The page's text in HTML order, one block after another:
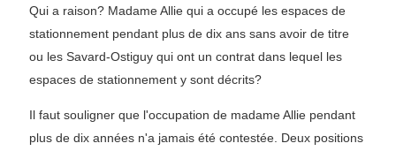
Qui a raison? Madame Allie qui a occupé les espaces de
stationnement pendant plus de dix ans sans avoir de titre
ou les Savard-Ostiguy qui ont un contrat dans lequel les
espaces de stationnement y sont décrits?
Il faut souligner que l'occupation de madame Allie pendant
plus de dix années n'a jamais été contestée. Deux positions